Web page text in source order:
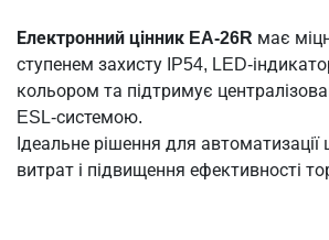
Електронний цінник EA-26R має
ступенем захисту IP54, LED-
кольором та підтримує
ESL-системою.
Ідеальне рішення для
витрат і підвищення ефективності